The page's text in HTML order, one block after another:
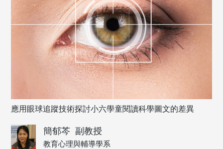
應用眼球追蹤技術探討小六學童閱讀科學圖文的差異
簡郁芩 副教授
教育心理與輔導學系